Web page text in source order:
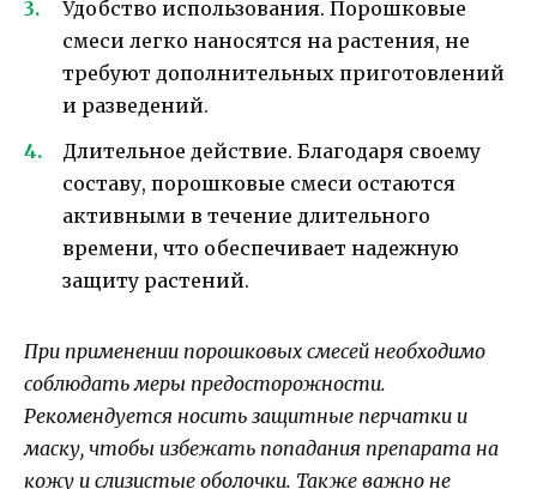
Удобство использования. Порошковые
смеси легко наносятся на растения, не
требуют дополнительных приготовлений
и разведений.
Длительное действие. Благодаря своему
составу, порошковые смеси остаются
активными в течение длительного
времени, что обеспечивает надежную
защиту растений.
При применении порошковых смесей необходимо
соблюдать меры предосторожности.
Рекомендуется носить защитные перчатки и
маску, чтобы избежать попадания препарата на
кожу и слизистые оболочки. Также важно не